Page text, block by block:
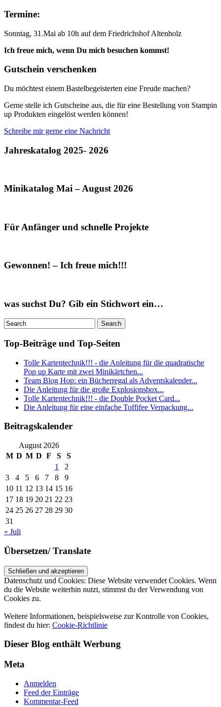
Termine:
Sonntag, 31.Mai ab 10h auf dem Friedrichshof Altenholz
Ich freue mich, wenn Du mich besuchen kommst!
Gutschein verschenken
Du möchtest einem Bastelbegeisterten eine Freude machen?
Gerne stelle ich Gutscheine aus, die für eine Bestellung von Stampin
up Produkten eingelöst werden können!
Schreibe mir gerne eine Nachricht
Jahreskatalog 2025- 2026
Minikatalog Mai – August 2026
Für Anfänger und schnelle Projekte
Gewonnen! – Ich freue mich!!!
was suchst Du? Gib ein Stichwort ein…
Top-Beiträge und Top-Seiten
Tolle Kartentechnik!!! - die Anleitung für die quadratische
Pop up Karte mit zwei Minikärtchen...
Team Blog Hop: ein Bücherregal als Adventskalender...
Die Anleitung für die große Explosionsbox...
Tolle Kartentechnik!!! - die Double Pocket Card...
Die Anleitung für eine einfache Toffifee Verpackung...
Beitragskalender
August 2026
M D M D F S
S
1
2
3
4 5 6 7 8
9
10 11 12 13 14 15 16
17 18 19 20 21 22 23
24 25 26 27 28 29 30
31
« Juli
Übersetzen/ Translate
Datenschutz und Cookies: Diese Website verwendet Cookies. Wenn
du die Website weiterhin nutzt, stimmst du der Verwendung von
Cookies zu.
Weitere Informationen, beispielsweise zur Kontrolle von Cookies,
findest du hier: Cookie-Richtlinie
Dieser Blog enthält Werbung
Meta
Anmelden
Feed der Einträge
Kommentar-Feed